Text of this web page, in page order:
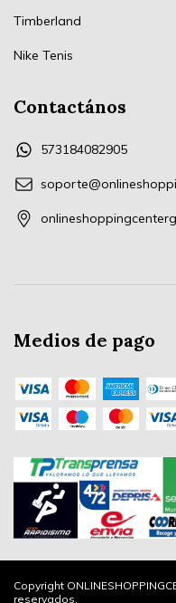
Timberland
Nike Tenis
Contactános
573184082905
Medios de pago
Copyright
reservados.